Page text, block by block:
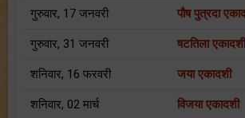
गुरुवार, 17 जनवरी पौष पुत्रदा
गुरुवार, 31 जनवरी षटतिला एकादशी
शनिवार, 16 फरवरी जया एकादशी
शनिवार, 02 मार्च विजया एकादशी